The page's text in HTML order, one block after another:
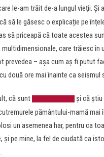
le-am trăit de-a lungul vieții. Și
să le găsesc o explicație pe
să priceapă că toate acestea
care trăiesc
prevedea – așa cum aș fi putut
două ore mai înainte ca seismul
că sunt
și că
pământului-mamă mai
un asemenea har, pentru ca
și pe mine, la fel de ciudată ca